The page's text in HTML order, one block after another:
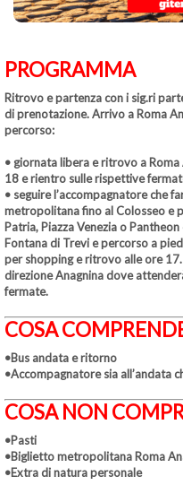
PROGRAMMA
Ritrovo e partenza con i sig.ri
di prenotazione. Arrivo a Roma
percorso:
• giornata libera e ritrovo a
18 e rientro sulle rispettive
• seguire l’accompagnatore che
metropolitana fino al Colosseo e
Patria, Piazza Venezia o
Fontana di Trevi e percorso a
per shopping e ritrovo alle ore
direzione Anagnina dove
fermate.
COSA
•Bus andata e ritorno
•Accompagnatore sia all’andata
COSA NON
•Pasti
•Biglietto metropolitana Roma
•Extra di natura personale